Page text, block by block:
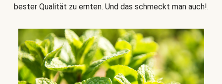
bester Qualität zu ernten. Und das schmeckt man auch!.